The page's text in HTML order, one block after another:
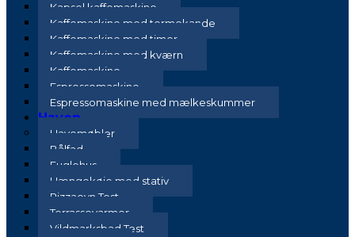
Kapsel kaffemaskine
Kaffemaskine med termokande
Kaffemaskine med timer
Kaffemaskine med kværn
Kaffemaskine
Espressomaskine
Espressomaskine med mælkeskummer
Haven
Havemøbler
Bålfad
Fuglehus
Hængekøje med stativ
Pizzaovn Test
Terrassevarmer
Vildmarksbad Test